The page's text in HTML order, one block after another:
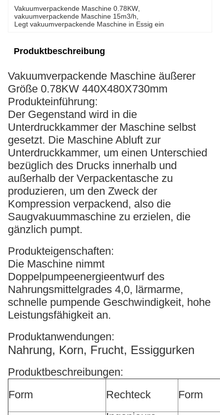
Vakuumverpackende Maschine 0.78KW
vakuumverpackende Maschine 15m3/h
Legt vakuumverpackende Maschine in Essig ein
Produktbeschreibung
Vakuumverpackende Maschine äußerer
Größe 0.78KW 440X480X730mm
Produkteinführung:
Der Gegenstand wird in die
Unterdruckkammer der Maschine selbst
gesetzt. Die Maschine Abluft zur
Unterdruckkammer, um einen Unterschied
bezüglich des Drucks innerhalb und
außerhalb der Verpackentasche zu
produzieren, um den Zweck der
Kompression verpackend, also die
Saugvakuummaschine zu erzielen, die
gänzlich pumpt.
Produkteigenschaften:
Die Maschine nimmt
Doppelpumpeenergieentwurf des
Nahrungsmittelgrades 4,0, lärmarme,
schnelle pumpende Geschwindigkeit, hohe
Leistungsfähigkeit an.
Produktanwendungen:
Nahrung, Korn, Frucht, Essiggurken
Produktbeschreibungen:
Form
Rechteck
Form